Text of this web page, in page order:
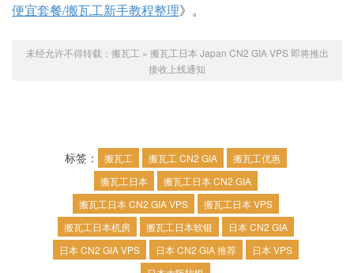
便宜套餐/搬瓦工新手教程整理》。
未经允许不得转载： 搬瓦工 » 搬瓦工日本 Japan CN2 GIA VPS 即将推出
接收上线通知
标签： 搬瓦工 搬瓦工 CN2 GIA
搬瓦工优惠
搬瓦工日本
搬瓦工日本 CN2 GIA
搬瓦工日本 CN2 GIA VPS
搬瓦工日本 VPS
搬瓦工日本机房
搬瓦工日本软银
日本 CN2 GIA
日本 CN2 GIA VPS
日本 CN2 GIA 推荐
日本 VPS